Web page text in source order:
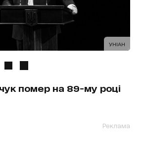
УНІАН
помер на 89-му році
Реклама